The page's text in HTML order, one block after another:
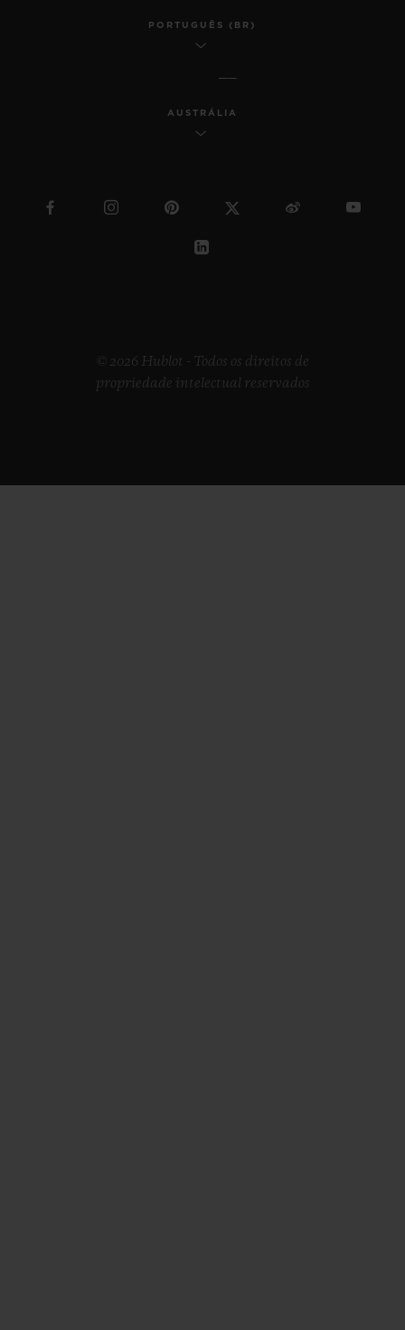
PORTUGUÊS (BR)
AUSTRÁLIA
© 2026 Hublot - Todos os direitos de
propriedade intelectual reservados